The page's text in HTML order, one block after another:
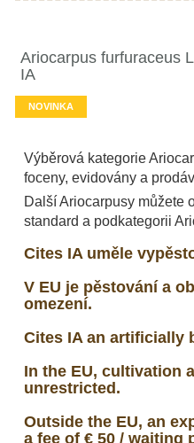
Ariocarpus furfuraceus
IA
NOVINKA
Výběrová kategorie
foceny, evidovány a
Další Ariocarpusy můžete
standard a podkategorii
Cites IA uměle
V EU je pěstování a
omezení.
Cites IA an artificially
In the EU, cultivation
unrestricted.
Outside the EU, an
a fee of € 50 / waiting